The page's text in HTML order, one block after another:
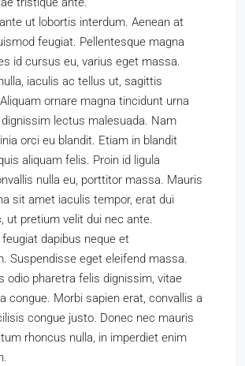
ut lobortis interdum. Aenean at
feugiat. Pellentesque magna
id cursus eu, varius eget massa.
iaculis ac tellus ut, sagittis
ornare magna tincidunt urna
lectus malesuada. Nam
orci eu blandit. Etiam in blandit
aliquam felis. Proin id ligula
nulla eu, porttitor massa. Mauris
sit amet iaculis tempor, erat dui
ut pretium velit dui nec ante.
dapibus neque et
Suspendisse eget eleifend massa.
odio pharetra felis dignissim, vitae
congue. Morbi sapien erat, convallis a
congue justo. Donec nec mauris
rhoncus nulla, in imperdiet enim